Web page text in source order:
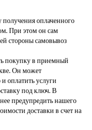
оплаченного
При этом он сам
стороны самовывоз
покупку в приемный
Он может
оплатить услуги
под ключ. В
предупредить нашего
доставки в счет на